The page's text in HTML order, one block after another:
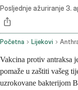
Posljednje ažuriranje 3.
Početna Lijekovi
Vakcina protiv antraksa
pomaže u zaštiti vašeg
uzrokovane bakterijom